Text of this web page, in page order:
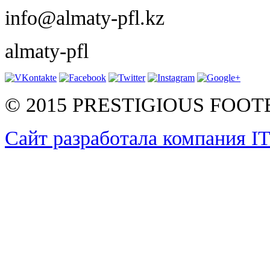
info@almaty-pfl.kz
almaty-pfl
© 2015 PRESTIGIOUS
Сайт разработала компания